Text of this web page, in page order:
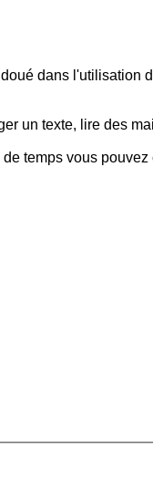
dans l'utilisation
un texte, lire des
temps vous